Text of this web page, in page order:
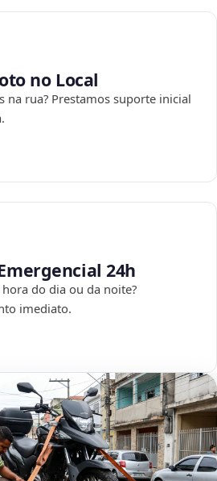
no Local
na rua? Prestamos suporte inicial
24h
do dia ou da noite?
imediato.